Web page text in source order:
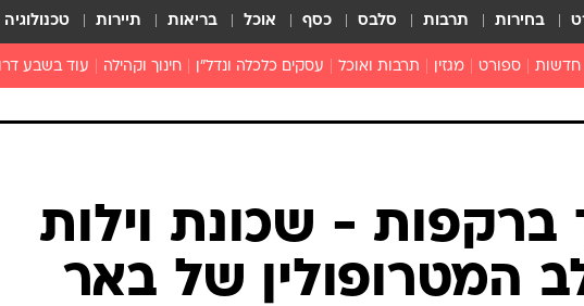
בחירות תרבות סלבס כסף אוכל בריאות תיירות טכנולוגיה
חדשות ספורט מגזין תרבות ואוכל עסקים כלכלה ונדל"ן חינוך וקהילה עוד בשבע
ברקפות - שכונת וילות
המטרופולין של באר